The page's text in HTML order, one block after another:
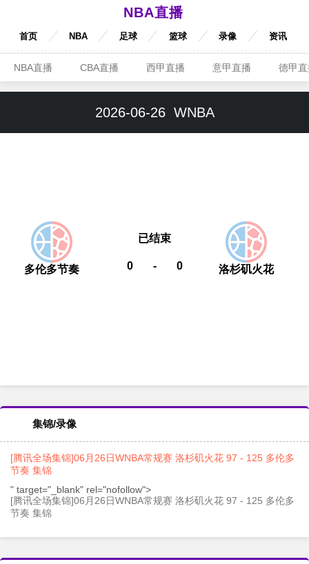
NBA直播
首页 NBA 足球 篮球 录像 资讯
NBA直播 CBA直播 西甲直播 意甲直播 德甲
2026-06-26 WNBA
多伦多节奏 0 - 0
已结束
洛杉矶火花
集锦/录像
[腾讯全场集锦]06月26日WNBA常规赛 洛杉矶火花 97 - 125 多伦多
节奏 集锦
" target="_blank" rel="nofollow">
[腾讯全场集锦]06月26日WNBA常规赛 洛杉矶火花 97 - 125 多伦多
节奏 集锦